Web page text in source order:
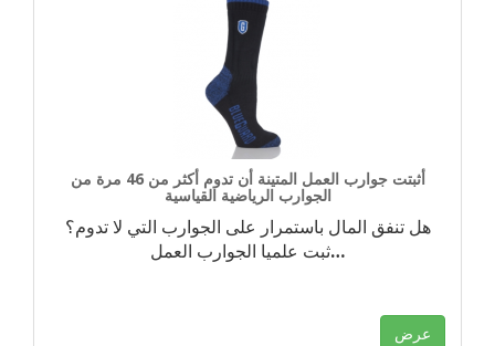
أثبتت جوارب العمل المتينة أن تدوم أكثر من 46 مرة من
الجوارب الرياضية القياسية
هل تنفق المال باستمرار على الجوارب التي لا تدوم؟
ثبت علميا الجوارب العمل…
عرض